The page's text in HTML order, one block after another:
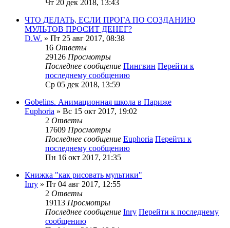
Чт 20 дек 2018, 13:43
ЧTO ДEЛATЬ, ECЛИ ПPOГA ПO CO3ДAHИЮ
MУЛЬTOB ПPOCИT ДEHEГ?
D.W. » Пт 25 авг 2017, 08:38
16 Ответы
29126 Просмотры
Последнее сообщение Пингвин Перейти к
последнему сообщению
Ср 05 дек 2018, 13:59
Gobelins. Анимационная школа в Париже
Euphoria » Вс 15 окт 2017, 19:02
2 Ответы
17609 Просмотры
Последнее сообщение Euphoria Перейти к
последнему сообщению
Пн 16 окт 2017, 21:35
Книжка "как рисовать мультики"
Inry » Пт 04 авг 2017, 12:55
2 Ответы
19113 Просмотры
Последнее сообщение Inry Перейти к последнему
сообщению